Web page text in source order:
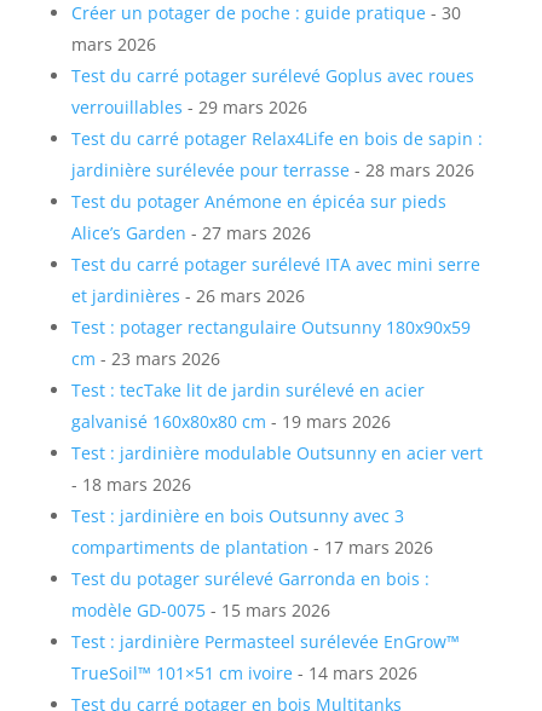
Créer un potager de poche : guide pratique- 30
mars 2026
Test du carré potager surélevé Goplus avec roues
verrouillables - 29 mars 2026
Test du carré potager Relax4Life en bois de sapin :
jardinière surélevée pour terrasse- 28 mars 2026
Test du potager Anémone en épicéa sur pieds
Alice’s Garden - 27 mars 2026
Test du carré potager surélevé ITA avec mini serre
et jardinières - 26 mars 2026
Test : potager rectangulaire Outsunny 180x90x59
cm - 23 mars 2026
Test : tecTake lit de jardin surélevé en acier
galvanisé 160x80x80 cm - 19 mars 2026
Test : jardinière modulable Outsunny en acier vert
- 18 mars 2026
Test : jardinière en bois Outsunny avec 3
compartiments de plantation - 17 mars 2026
Test du potager surélevé Garronda en bois :
modèle GD-0075- 15 mars 2026
Test : jardinière Permasteel surélevée EnGrow™
TrueSoil™ 101×51 cm ivoire- 14 mars 2026
Test du carré potager en bois Multitanks